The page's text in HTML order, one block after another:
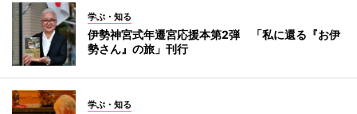
学ぶ・知る
伊勢神宮式年遷宮応援本第2弾 「私に還る『お伊
勢さん』の旅」刊行
学ぶ・知る